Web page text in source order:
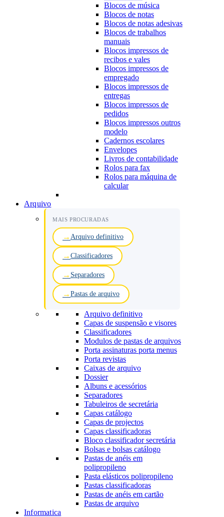
Blocos de música
Blocos de notas
Blocos de notas adesivas
Blocos de trabalhos
manuais
Blocos impressos de
recibos e vales
Blocos impressos de
empregado
Blocos impressos de
entregas
Blocos impressos de
pedidos
Blocos impressos outros
modelo
Cadernos escolares
Envelopes
Livros de contabilidade
Rolos para fax
Rolos para máquina de
calcular
Arquivo
MAIS PROCURADAS
Arquivo definitivo
Classificadores
Separadores
Pastas de arquivo
Arquivo definitivo
Capas de suspensão e visores
Classificadores
Modulos de pastas de arquivos
Porta assinaturas porta menus
Porta revistas
Caixas de arquivo
Dossier
Albuns e acessórios
Separadores
Tabuleiros de secretária
Capas catálogo
Capas de projectos
Capas classificadoras
Bloco classificador secretária
Bolsas e bolsas catálogo
Pastas de anéis em
polipropileno
Pasta elásticos polipropileno
Pastas classificadoras
Pastas de anéis em cartão
Pastas de arquivo
Informatica